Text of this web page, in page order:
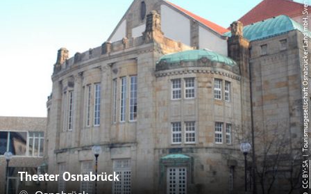
Theater Osnabrück CC-BY-SA
| Tourismusgesellschaft Osnabrücker Land mbH, Sven